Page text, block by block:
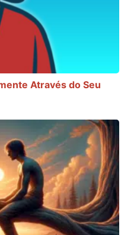
Através do Seu